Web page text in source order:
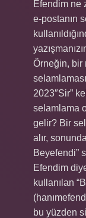
Efendim ne
e-postanın
Örneğin, bir
2023″Sir”
selamlama
gelir? Bir
alır,
Beyefendi”
Efendim
kullanılan
bu yüzden